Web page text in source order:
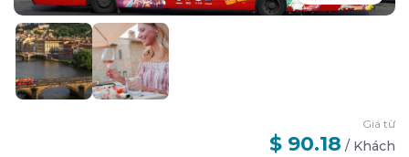
Giá từ
$ 90.18 / Khách